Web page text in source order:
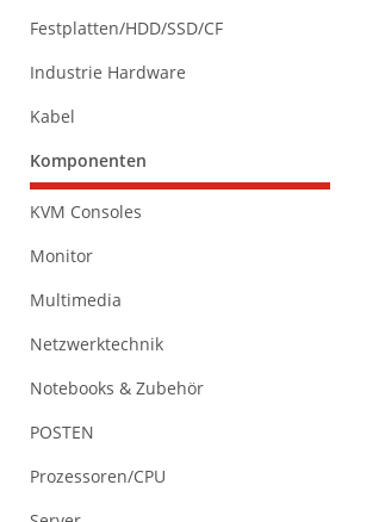
Festplatten/HDD/SSD/CF
Industrie Hardware
Kabel
Komponenten
KVM Consoles
Monitor
Multimedia
Netzwerktechnik
Notebooks & Zubehör
POSTEN
Prozessoren/CPU